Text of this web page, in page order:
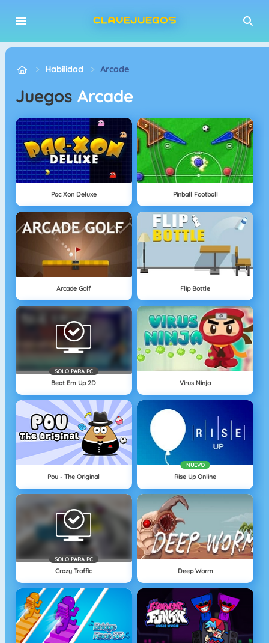
Habilidad Arcade
Juegos Arcade
Pac Xon Deluxe Pinball Football
Arcade Golf Flip Bottle
SOLO PARA PC
Beat Em Up 2D Virus Ninja
Pou - The Original
NUEVO
Rise Up Online
SOLO PARA PC
Crazy Traffic Deep Worm